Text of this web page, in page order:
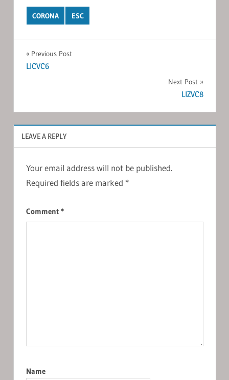
CORONA ESC
Post
Previous Post
LICVC6
Next Post
LIZVC8
LEAVE A REPLY
Your email address will not be published.
Required fields are marked *
Comment *
Name